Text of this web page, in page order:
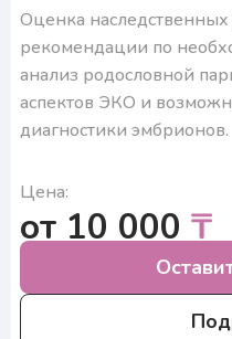
Оценка наследственных
рекомендации по
анализ родословной
аспектов ЭКО и
диагностики эмбрионов.
Цена:
от 10 000 ₸